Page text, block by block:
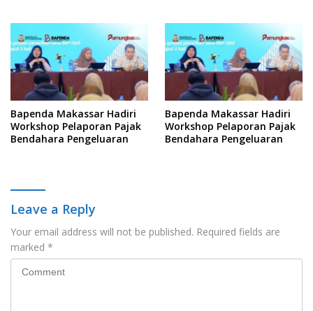
Bapenda Makassar Hadiri
Workshop Pelaporan Pajak
Bendahara Pengeluaran
Bapenda Makassar Hadiri
Workshop Pelaporan Pajak
Bendahara Pengeluaran
Leave a Reply
Your email address will not be published. Required fields are
marked *